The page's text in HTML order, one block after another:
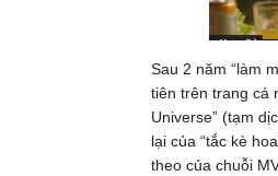
Sau 2 năm “làm
tiên trên trang cá
Universe” (tạm
lại của “tắc kè
theo của chuỗi